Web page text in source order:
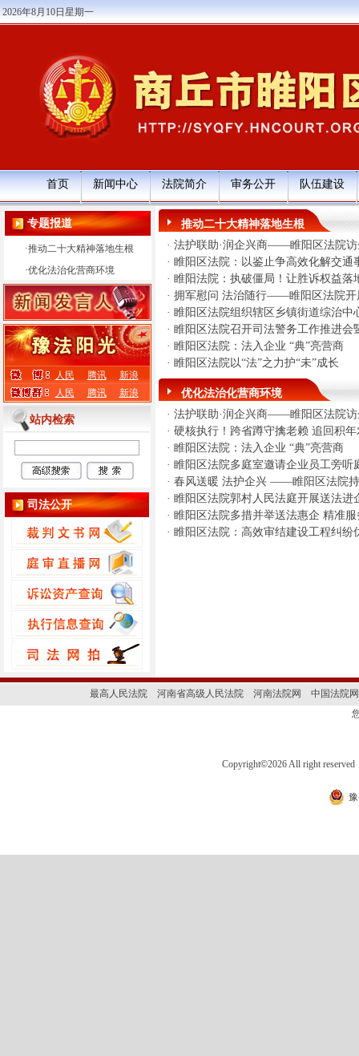
2026年8月10日星期一
首页 新闻中心 法院简介 审务公开 队伍建设
专题报道
·推动二十大精神落地生根
·优化法治化营商环境
人民 腾讯
新浪
人民
腾讯 新浪
站内检索
司法公开
推动二十大精神落地生根
· 法护联助·润企兴商——睢阳区法院
· 睢阳区法院：以鉴止争高效化解交通
· 睢阳法院：执破僵局！让胜诉权益落
· 拥军慰问 法治随行——睢阳区法院开
· 睢阳区法院组织辖区乡镇街道综治中
· 睢阳区法院召开司法警务工作推进会
· 睢阳区法院：法入企业 “典”亮营商
· 睢阳区法院以“法”之力护“未”成长
优化法治化营商环境
· 法护联助·润企兴商——睢阳区法院
· 硬核执行！跨省蹲守擒老赖 追回积
· 睢阳区法院：法入企业 “典”亮营商
· 睢阳区法院多庭室邀请企业员工旁听
· 春风送暖 法护企兴 ——睢阳区法院
· 睢阳区法院郭村人民法庭开展送法进
· 睢阳区法院多措并举送法惠企 精准
· 睢阳区法院：高效审结建设工程纠纷
最高人民法院 河南省高级人民法院 河南法院网
中国法院网
Copyright©2026 All right